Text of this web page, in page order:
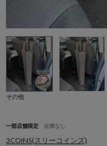
その他
一部店舗限定 在庫なし
3COINS(スリーコインズ)